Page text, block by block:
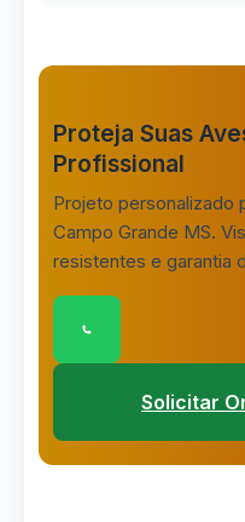
Proteja Suas
Profissional
Projeto personalizado
Campo Grande MS.
resistentes e garantia
Clique para
Solicitar